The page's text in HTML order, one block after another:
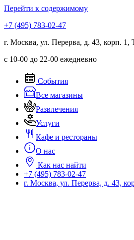
Перейти к содержимому
+7 (495) 783-02-47
г. Москва, ул. Перерва, д. 43, корп.
с 10-00 до 22-00 ежедневно
События
Все магазины
Развлечения
Услуги
Кафе и рестораны
О нас
Как нас найти
+7 (495) 783-02-47
г. Москва, ул. Перерва, д. 43,